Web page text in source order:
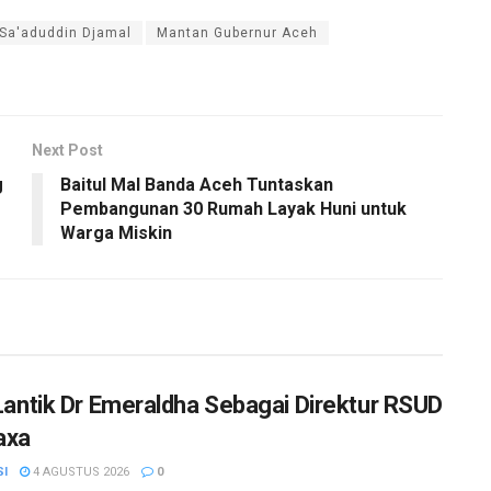
Djamal Mantan Gubernur Aceh
Next Post
Baitul Mal Banda Aceh Tuntaskan
Pembangunan 30 Rumah Layak Huni untuk
Warga Miskin
Dr Emeraldha Sebagai Direktur RSUD
4 AGUSTUS 2026 0